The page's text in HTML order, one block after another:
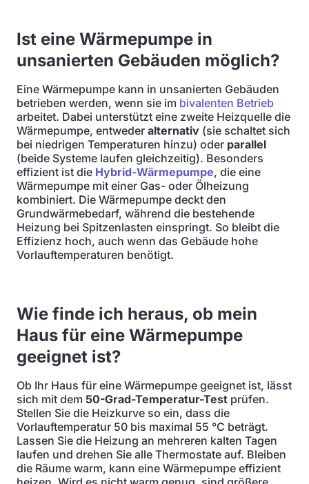
Ist eine Wärmepumpe in
unsanierten Gebäuden möglich?
Eine Wärmepumpe kann in unsanierten Gebäuden
betrieben werden, wenn sie im bivalenten Betrieb
arbeitet. Dabei unterstützt eine zweite Heizquelle die
Wärmepumpe, entweder alternativ (sie schaltet sich
bei niedrigen Temperaturen hinzu) oder parallel
(beide Systeme laufen gleichzeitig). Besonders
effizient ist die Hybrid-Wärmepumpe, die eine
Wärmepumpe mit einer Gas- oder Ölheizung
kombiniert. Die Wärmepumpe deckt den
Grundwärmebedarf, während die bestehende
Heizung bei Spitzenlasten einspringt. So bleibt die
Effizienz hoch, auch wenn das Gebäude hohe
Vorlauftemperaturen benötigt.
Wie finde ich heraus, ob mein
Haus für eine Wärmepumpe
geeignet ist?
Ob Ihr Haus für eine Wärmepumpe geeignet ist, lässt
sich mit dem 50-Grad-Temperatur-Test prüfen.
Stellen Sie die Heizkurve so ein, dass die
Vorlauftemperatur 50 bis maximal 55 °C beträgt.
Lassen Sie die Heizung an mehreren kalten Tagen
laufen und drehen Sie alle Thermostate auf. Bleiben
die Räume warm, kann eine Wärmepumpe effizient